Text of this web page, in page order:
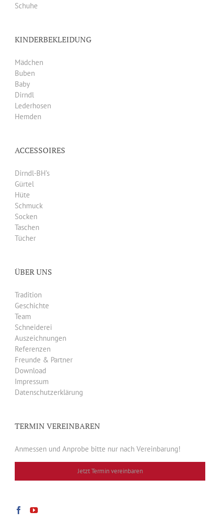
Schuhe
KINDERBEKLEIDUNG
Mädchen
Buben
Baby
Dirndl
Lederhosen
Hemden
ACCESSOIRES
Dirndl-BH’s
Gürtel
Hüte
Schmuck
Socken
Taschen
Tücher
ÜBER UNS
Tradition
Geschichte
Team
Schneiderei
Auszeichnungen
Referenzen
Freunde & Partner
Download
Impressum
Datenschutzerklärung
TERMIN VEREINBAREN
Anmessen und Anprobe bitte nur nach Vereinbarung!
Jetzt Termin vereinbaren